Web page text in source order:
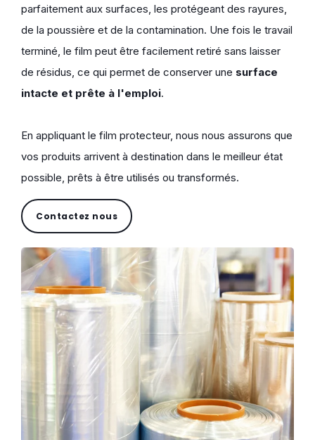
parfaitement aux surfaces, les protégeant des rayures,
de la poussière et de la contamination. Une fois le travail
terminé, le film peut être facilement retiré sans laisser
de résidus, ce qui permet de conserver une surface
intacte et prête à l'emploi.
En appliquant le film protecteur, nous nous assurons que
vos produits arrivent à destination dans le meilleur état
possible, prêts à être utilisés ou transformés.
Contactez nous